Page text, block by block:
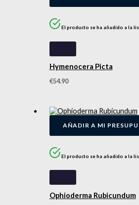
El producto se ha añadido a la
Hymenocera Picta
€54.90
AÑADIR A MI
El producto se ha añadido a la
Ophioderma Rubicundum